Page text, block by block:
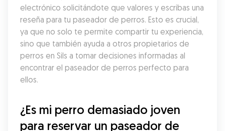
electrónico solicitándote que valores y escribas una
reseña para tu paseador de perros. Esto es crucial,
ya que no solo te permite compartir tu experiencia,
sino que también ayuda a otros propietarios de
perros en Sils a tomar decisiones informadas al
encontrar el paseador de perros perfecto para
ellos.
¿Es mi perro demasiado joven
para reservar un paseador de